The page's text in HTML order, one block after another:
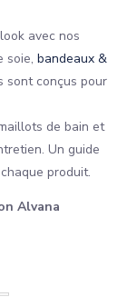
avec nos
soie, bandeaux &
sont conçus pour
de bain et
Un guide
produit.
Alvana